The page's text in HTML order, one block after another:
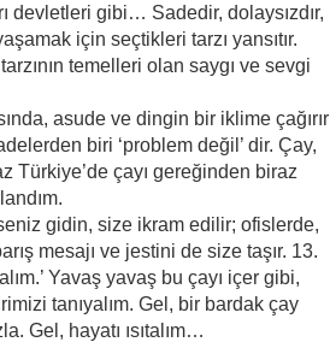
devletleri gibi… Sadedir, dolaysızdır,
için seçtikleri tarzı yansıtır.
temelleri olan saygı ve sevgi
asude ve dingin bir iklime çağırır
biri ‘problem değil’ dir. Çay,
Türkiye’de çayı gereğinden biraz
gidin, size ikram edilir; ofislerde,
mesajı ve jestini de size taşır. 13.
Yavaş yavaş bu çayı içer gibi,
tanıyalım. Gel, bir bardak çay
Gel, hayatı ısıtalım…